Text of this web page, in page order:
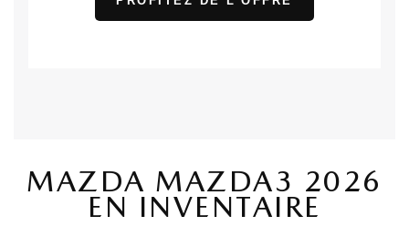
MAZDA MAZDA3 2026
EN INVENTAIRE